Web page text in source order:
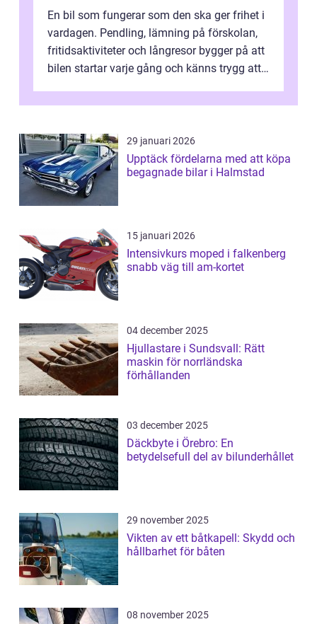
En bil som fungerar som den ska ger frihet i
vardagen. Pendling, lämning på förskolan,
fritidsaktiviteter och långresor bygger på att
bilen startar varje gång och känns trygg att
29 januari 2026
Upptäck fördelarna med att köpa
begagnade bilar i Halmstad
15 januari 2026
Intensivkurs moped i falkenberg
snabb väg till am-kortet
04 december 2025
Hjullastare i Sundsvall: Rätt
maskin för norrländska
förhållanden
03 december 2025
Däckbyte i Örebro: En
betydelsefull del av bilunderhållet
29 november 2025
Vikten av ett båtkapell: Skydd och
hållbarhet för båten
08 november 2025